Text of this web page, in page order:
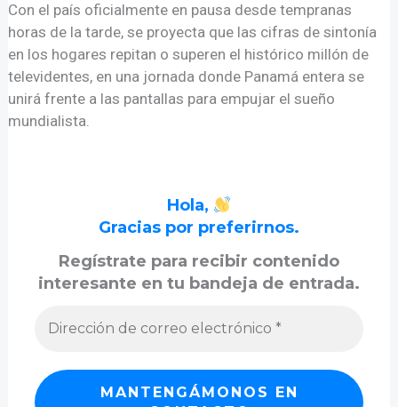
Con el país oficialmente en pausa desde tempranas
horas de la tarde, se proyecta que las cifras de sintonía
en los hogares repitan o superen el histórico millón de
televidentes, en una jornada donde Panamá entera se
unirá frente a las pantallas para empujar el sueño
mundialista.
Hola,
Gracias por preferirnos.
Regístrate para recibir contenido
interesante en tu bandeja de entrada.